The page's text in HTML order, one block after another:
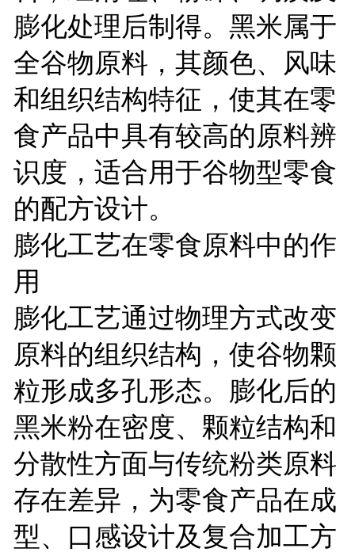
膨化处理后制得。黑米属于
全谷物原料，其颜色、风味
和组织结构特征，使其在零
食产品中具有较高的原料辨
识度，适合用于谷物型零食
的配方设计。
膨化工艺在零食原料中的作
用
膨化工艺通过物理方式改变
原料的组织结构，使谷物颗
粒形成多孔形态。膨化后的
黑米粉在密度、颗粒结构和
分散性方面与传统粉类原料
存在差异，为零食产品在成
型、口感设计及复合加工方